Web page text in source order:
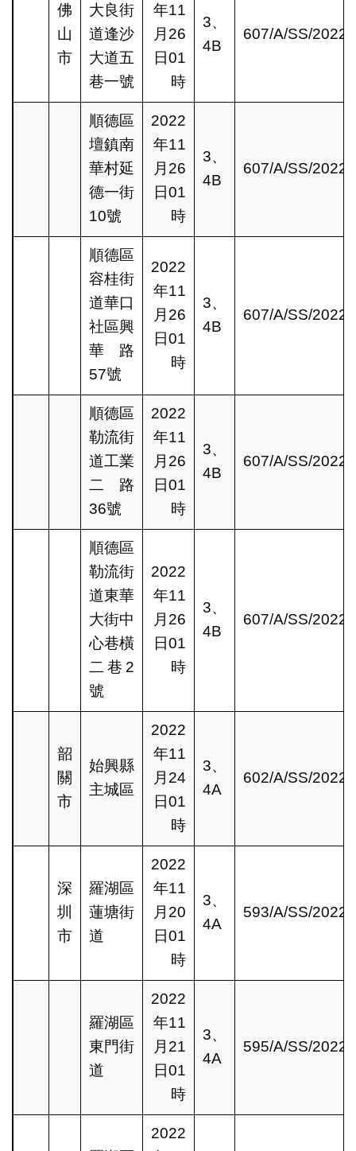
佛
山
市
大良街
道逢沙
大道五
巷一號
年11
月26
日01
時
3、
4B
607/A/SS/2022
順德區
壇鎮南
華村延
德一街
10號
2022
年11
月26
日01
時
3、
4B
607/A/SS/2022
順德區
容桂街
道華口
社區興
華路
57號
2022
年11
月26
日01
時
3、
4B
607/A/SS/2022
順德區
勒流街
道工業
二路
36號
2022
年11
月26
日01
時
3、
4B
607/A/SS/2022
順德區
勒流街
道東華
大街中
心巷橫
二巷2
號
2022
年11
月26
日01
時
3、
4B
607/A/SS/2022
韶
關
市
始興縣
主城區
2022
年11
月24
日01
時
3、
4A
602/A/SS/2022
深
圳
市
羅湖區
蓮塘街
道
2022
年11
月20
日01
時
3、
4A
593/A/SS/2022
羅湖區
東門街
道
2022
年11
月21
日01
時
3、
4A
595/A/SS/2022
2022